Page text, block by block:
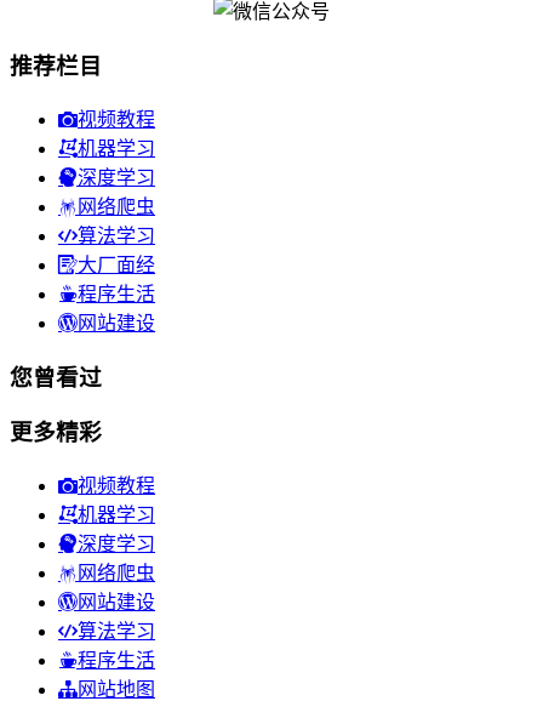
推荐栏目
视频教程
机器学习
深度学习
网络爬虫
算法学习
大厂面经
程序生活
网站建设
您曾看过
更多精彩
视频教程
机器学习
深度学习
网络爬虫
网站建设
算法学习
程序生活
网站地图